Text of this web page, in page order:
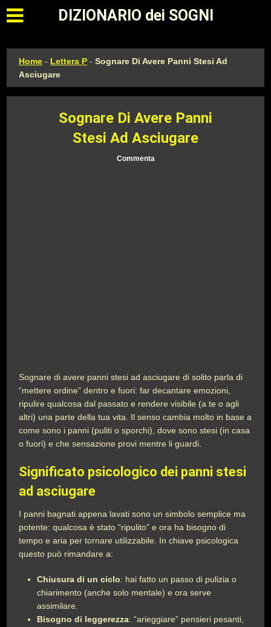
Apri il menu principale
DIZIONARIO dei SOGNI
Home - Lettera P -Sognare Di Avere Panni Stesi Ad
Asciugare
Sognare Di Avere Panni
Stesi Ad Asciugare
Commenta
Sognare di avere panni stesi ad asciugare di solito parla di
“mettere ordine” dentro e fuori: far decantare emozioni,
ripulire qualcosa dal passato e rendere visibile (a te o agli
altri) una parte della tua vita. Il senso cambia molto in base a
come sono i panni (puliti o sporchi), dove sono stesi (in casa
o fuori) e che sensazione provi mentre li guardi.
Significato psicologico dei panni stesi
ad asciugare
I panni bagnati appena lavati sono un simbolo semplice ma
potente: qualcosa è stato “ripulito” e ora ha bisogno di
tempo e aria per tornare utilizzabile. In chiave psicologica
questo può rimandare a:
Chiusura di un ciclo: hai fatto un passo di pulizia o
chiarimento (anche solo mentale) e ora serve
assimilare.
Bisogno di leggerezza: “arieggiare” pensieri pesanti,